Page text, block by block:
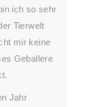
ich so sehr
Tierwelt
mir keine
Geballere
Jahr